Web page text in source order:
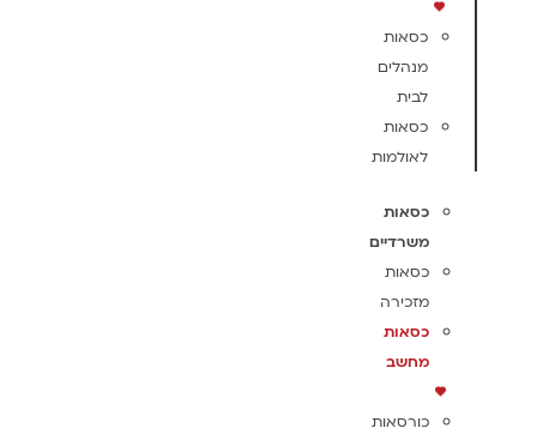
כסאות
מנהלים
לבית
כסאות
לאולמות
כסאות
משרדיים
כסאות
מזכירה
כסאות
מחשב
כורסאות